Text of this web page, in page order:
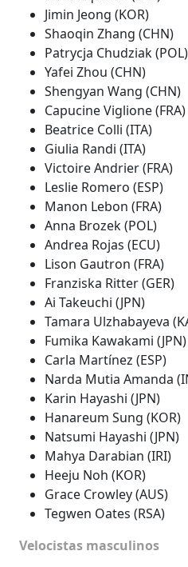
Jimin Jeong (KOR)
Shaoqin Zhang (CHN)
Patrycja Chudziak (POL)
Yafei Zhou (CHN)
Shengyan Wang (CHN)
Capucine Viglione (FRA)
Beatrice Colli (ITA)
Giulia Randi (ITA)
Victoire Andrier (FRA)
Leslie Romero (ESP)
Manon Lebon (FRA)
Anna Brozek (POL)
Andrea Rojas (ECU)
Lison Gautron (FRA)
Franziska Ritter (GER)
Ai Takeuchi (JPN)
Tamara Ulzhabayeva
Fumika Kawakami (JPN)
Carla Martínez (ESP)
Narda Mutia Amanda
Karin Hayashi (JPN)
Hanareum Sung (KOR)
Natsumi Hayashi (JPN)
Mahya Darabian (IRI)
Heeju Noh (KOR)
Grace Crowley (AUS)
Tegwen Oates (RSA)
Velocistas masculinos